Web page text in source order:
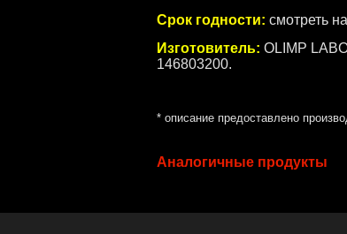
Срок годности: смотреть
Изготовитель: OLIMP
146803200.
* описание предоставлено
Аналогичные продукты